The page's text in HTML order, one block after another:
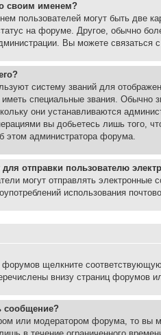
своим именем?
пользователей могут быть две
на форуме. Другое, обычно
Вы можете связаться
систему званий для
специальные звания.
они устанавливаются
вы добьетесь лишь того,
этом администратора форума.
отправки пользователю
могут отправлять
использования
щелкните
внизу страниц форумов
сообщение?
или модератором форума, то вы